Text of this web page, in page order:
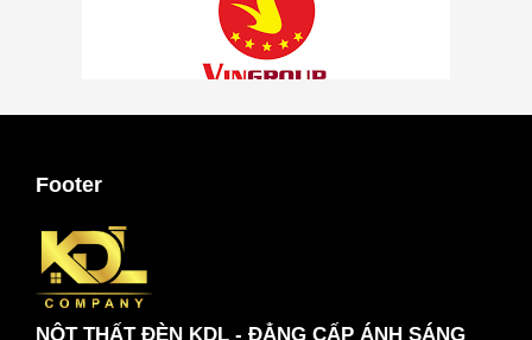
Footer
NỘT THẤT ĐÈN KDL - ĐẲNG CẤP ÁNH SÁNG